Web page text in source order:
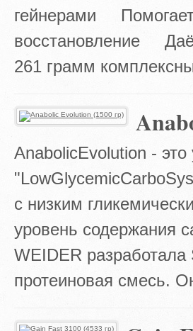
гейнерами Помогает
восстановление
261 грамм
AnabolicEvolution - это
с низким
уровень содержания
WEIDER
протеиновая смесь.